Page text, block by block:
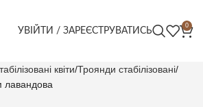
УВІЙТИ / ЗАРЕЄСТРУВАТИСЬ
0
квіти Троянди стабілізовані
лавандова